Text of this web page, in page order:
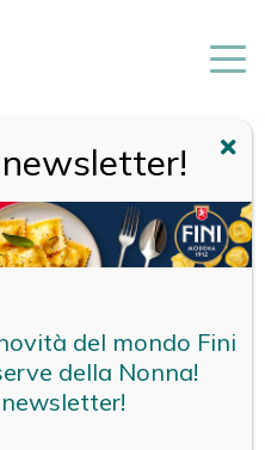
DELLA BASILICATA
del mondo Fini
della Nonna!